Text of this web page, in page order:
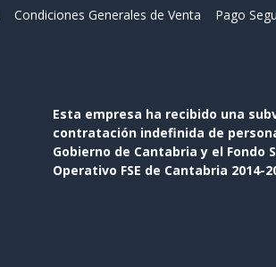
Condiciones Generales de Venta Pago
Esta empresa ha recibido una
contratación indefinida de
Gobierno de Cantabria y el Fondo
Operativo FSE de Cantabria 2014-